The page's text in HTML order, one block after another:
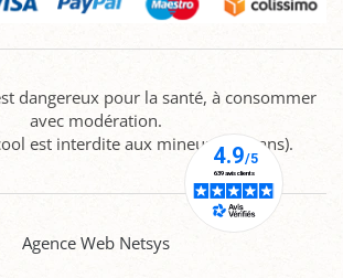
dangereux pour la santé, à consommer
avec modération.
est interdite aux mineurs (-18 ans).
Agence Web Netsys